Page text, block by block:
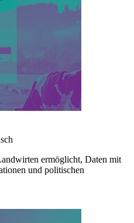
ermöglicht, Daten mit
und politischen